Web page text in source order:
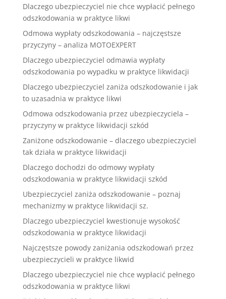
Dlaczego ubezpieczyciel nie chce wypłacić pełnego
odszkodowania w praktyce likwi
Odmowa wypłaty odszkodowania – najczęstsze
przyczyny – analiza MOTOEXPERT
Dlaczego ubezpieczyciel odmawia wypłaty
odszkodowania po wypadku w praktyce likwidacji
Dlaczego ubezpieczyciel zaniża odszkodowanie i jak
to uzasadnia w praktyce likwi
Odmowa odszkodowania przez ubezpieczyciela –
przyczyny w praktyce likwidacji szkód
Zaniżone odszkodowanie – dlaczego ubezpieczyciel
tak działa w praktyce likwidacji
Dlaczego dochodzi do odmowy wypłaty
odszkodowania w praktyce likwidacji szkód
Ubezpieczyciel zaniża odszkodowanie – poznaj
mechanizmy w praktyce likwidacji sz.
Dlaczego ubezpieczyciel kwestionuje wysokość
odszkodowania w praktyce likwidacji
Najczęstsze powody zaniżania odszkodowań przez
ubezpieczycieli w praktyce likwid
Dlaczego ubezpieczyciel nie chce wypłacić pełnego
odszkodowania w praktyce likwi